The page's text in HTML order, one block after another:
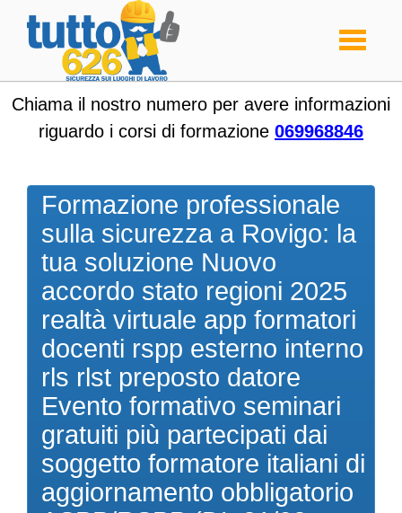
Toggle
Chiama il nostro numero per avere informazioni
riguardo i corsi di formazione 069968846
Formazione professionale
sulla sicurezza a Rovigo: la
tua soluzione Nuovo
accordo stato regioni 2025
realtà virtuale app formatori
docenti rspp esterno interno
rls rlst preposto datore
Evento formativo seminari
gratuiti più partecipati dai
soggetto formatore italiani di
aggiornamento obbligatorio